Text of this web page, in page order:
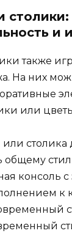
столики:
и
также
На них
или
столика
общему
консоль
к